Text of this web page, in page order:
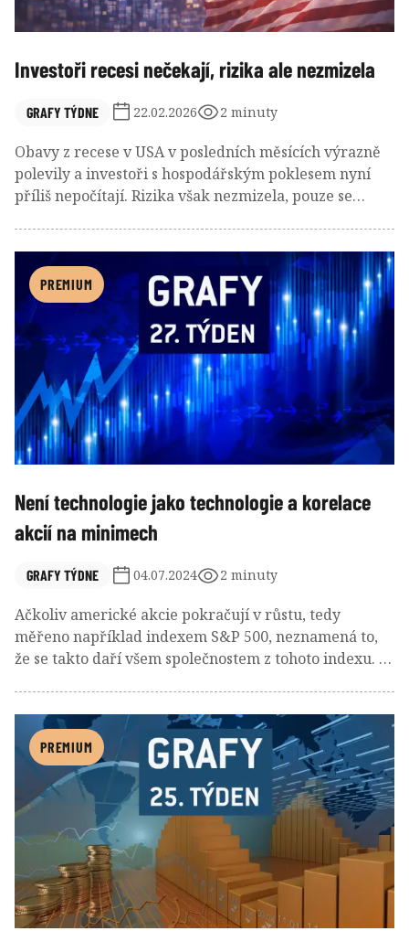
Investoři recesi nečekají, rizika ale nezmizela
GRAFY TÝDNE 22.02.2026 2 minuty
Obavy z recese v USA v posledních měsících výrazně
polevily a investoři s hospodářským poklesem nyní
příliš nepočítají. Rizika však nezmizela, pouze se
ukazuje na přetrvávající nervozitu.
PREMIUM
Není technologie jako technologie a korelace
akcií na minimech
GRAFY TÝDNE 04.07.2024 2 minuty
Ačkoliv americké akcie pokračují v růstu, tedy
měřeno například indexem S&P 500, neznamená to,
že se takto daří všem společnostem z tohoto indexu. A
„zbytku světa.“
PREMIUM